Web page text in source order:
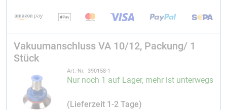
In die Folie wird zunächst ein passendes kleines Loch
Dichtungsscheibe wird in den Nockenteil der Basisplatte
gedrückt und gleichzeitig um ca. 90 Grad gedreht.
Durch den Bajonettverschluss ist ein schnelles und
absolut dichtes Verbinden mit der Folie möglich.
Vakuumanschluss VA 10/12, Packung/ 1
Stück
Art.-Nr. 390158-1
Nur noch 1 auf Lager, mehr ist unterwegs
(Lieferzeit 1-2 Tage)